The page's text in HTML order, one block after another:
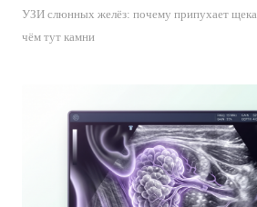
УЗИ слюнных желёз: почему припухает
чём тут камни